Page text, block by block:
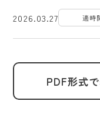
2026.03.27 適時
PDF形式